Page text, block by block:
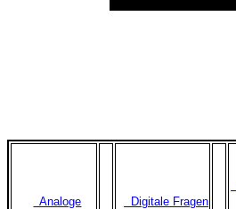
Analoge
Digitale Fragen